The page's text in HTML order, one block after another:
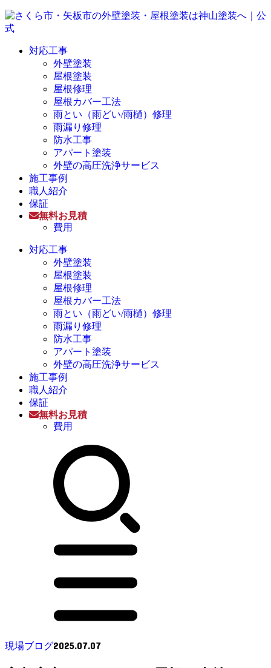
対応工事
外壁塗装
屋根塗装
屋根修理
屋根カバー工法
雨とい（雨どい/雨樋）修理
雨漏り修理
防水工事
アパート塗装
外壁の高圧洗浄サービス
施工事例
職人紹介
保証
無料お見積
費用
対応工事
外壁塗装
屋根塗装
屋根修理
屋根カバー工法
雨とい（雨どい/雨樋）修理
雨漏り修理
防水工事
アパート塗装
外壁の高圧洗浄サービス
施工事例
職人紹介
保証
無料お見積
費用
現場ブログ2025.07.07